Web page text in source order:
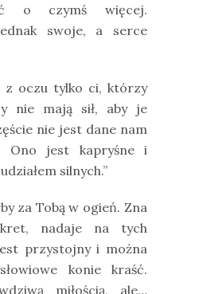
o czymś więcej.
swoje, a serce
z oczu tylko ci, którzy
nie mają sił, aby je
nie jest dane nam
Ono jest kapryśne i
silnych.”
za Tobą w ogień. Zna
nadaje na tych
przystojny i można
konie kraść.
miłością, ale…